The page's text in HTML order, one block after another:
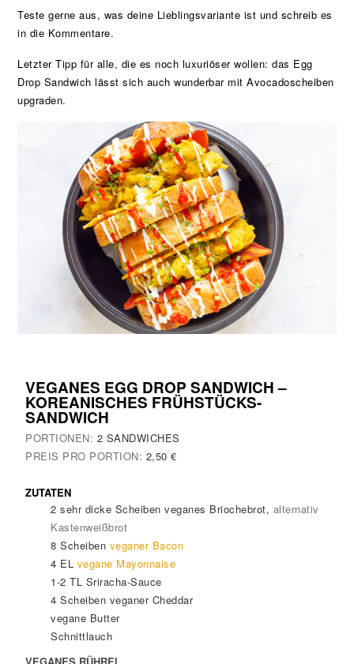
Teste gerne aus, was deine Lieblingsvariante ist und schreib es
in die Kommentare.
Letzter Tipp für alle, die es noch luxuriöser wollen: das Egg
Drop Sandwich lässt sich auch wunderbar mit Avocadoscheiben
upgraden.
VEGANES EGG DROP SANDWICH –
KOREANISCHES FRÜHSTÜCKS-
SANDWICH
PORTIONEN: 2 SANDWICHES
PREIS PRO PORTION: 2,50 €
ZUTATEN
2 sehr dicke Scheiben veganes Briochebrot, alternativ
Kastenweißbrot
8 Scheiben veganer Bacon
4 EL vegane Mayonnaise
1-2 TL Sriracha-Sauce
4 Scheiben veganer Cheddar
vegane Butter
Schnittlauch
VEGANES RÜHREI